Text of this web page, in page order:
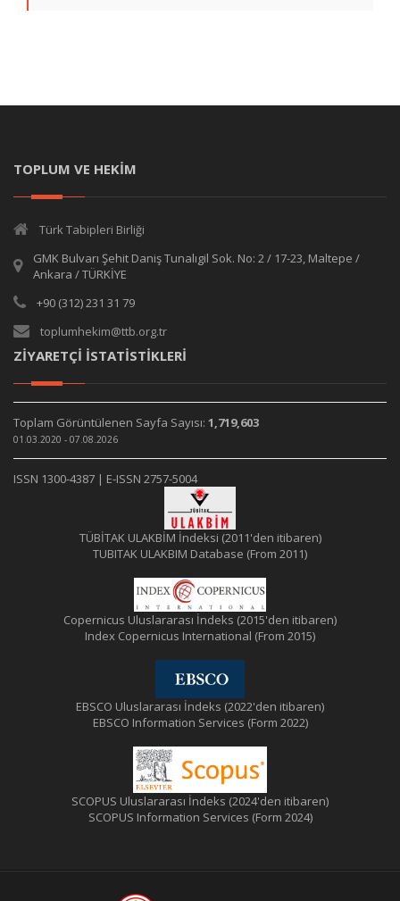
TOPLUM VE HEKİM
Türk Tabipleri Birliği
GMK Bulvarı Şehit Daniş Tunalıgil Sok. No: 2 / 17-23, Maltepe /
Ankara / TÜRKİYE
+90 (312) 231 31 79
toplumhekim@ttb.org.tr
ZİYARETÇİ İSTATİSTİKLERİ
Toplam Görüntülenen Sayfa Sayısı: 1,719,603
01.03.2020 - 07.08.2026
ISSN 1300-4387 | E-ISSN 2757-5004
TÜBİTAK ULAKBİM İndeksi (2011'den itibaren)
TUBITAK ULAKBIM Database (From 2011)
Copernicus Uluslararası İndeks (2015'den itibaren)
Index Copernicus International (From 2015)
EBSCO Uluslararası İndeks (2022'den itibaren)
EBSCO Information Services (Form 2022)
SCOPUS Uluslararası İndeks (2024'den itibaren)
SCOPUS Information Services (Form 2024)